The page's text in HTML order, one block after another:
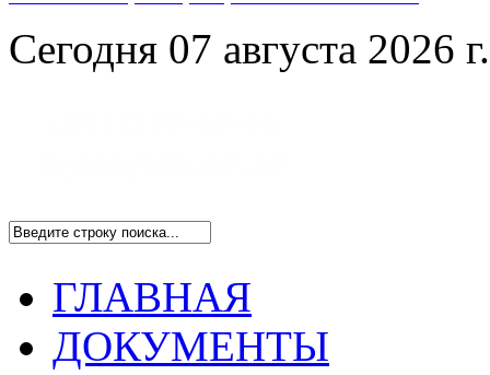
Сегодня 07 августа 2026 г.
ГЛАВНАЯ
ДОКУМЕНТЫ